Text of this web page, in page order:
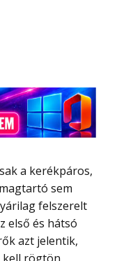
sem
felszerelt
első és hátsó
azt jelentik,
kell rögtön